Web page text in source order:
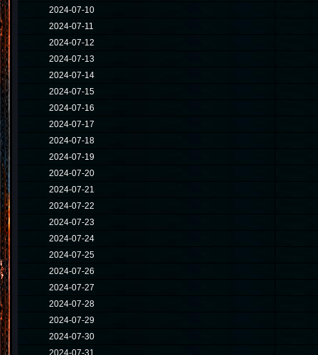
2024-07-10
2024-07-11
2024-07-12
2024-07-13
2024-07-14
2024-07-15
2024-07-16
2024-07-17
2024-07-18
2024-07-19
2024-07-20
2024-07-21
2024-07-22
2024-07-23
2024-07-24
2024-07-25
2024-07-26
2024-07-27
2024-07-28
2024-07-29
2024-07-30
2024-07-31